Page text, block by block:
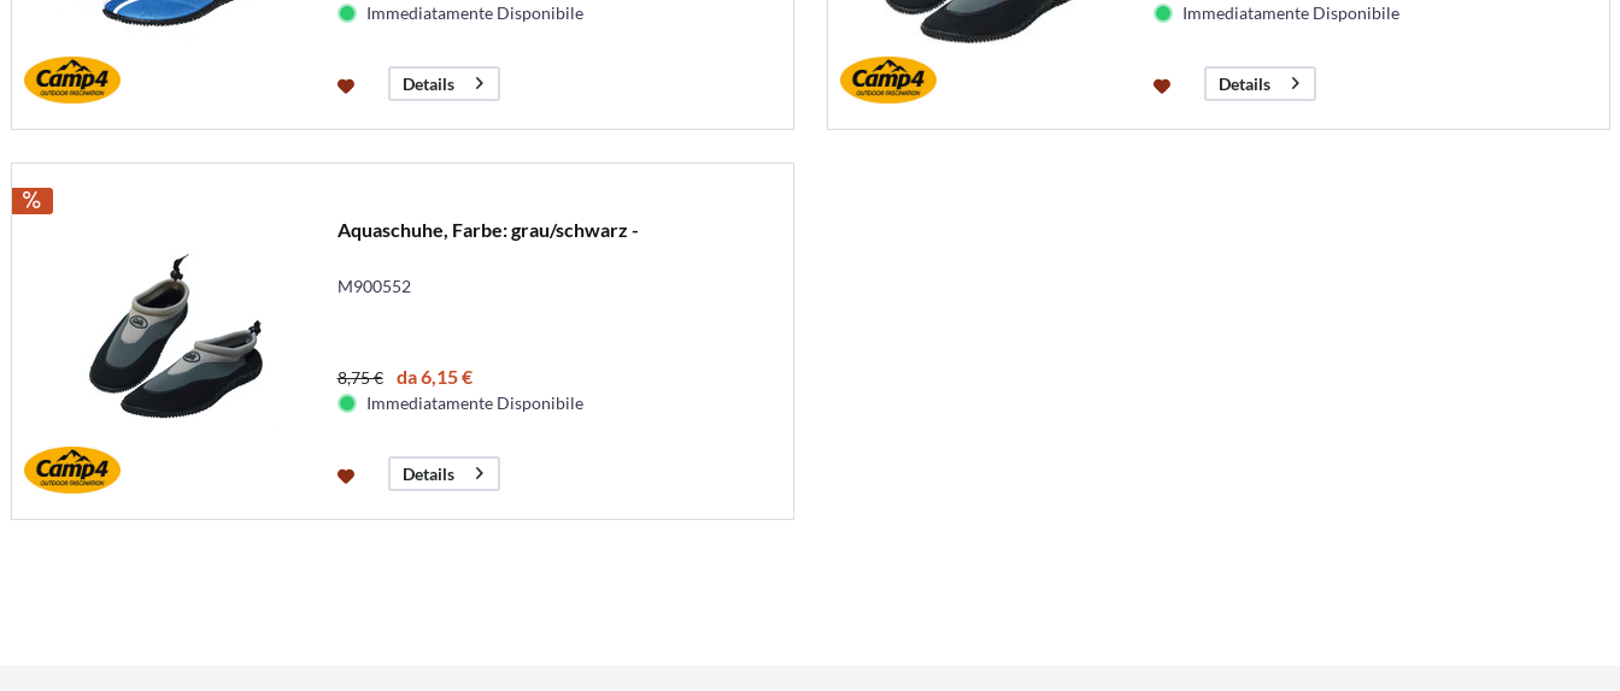
Immediatamente Disponibile
Details
Immediatamente Disponibile
Details
Aquaschuhe, Farbe: grau/schwarz -
M900552
8,75 € da 6,15 €
Immediatamente Disponibile
Details